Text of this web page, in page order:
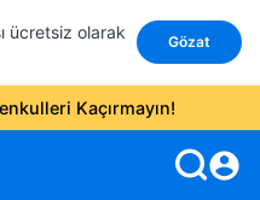
ücretsiz olarak
Gözat
Kaçırmayın!
account_circle